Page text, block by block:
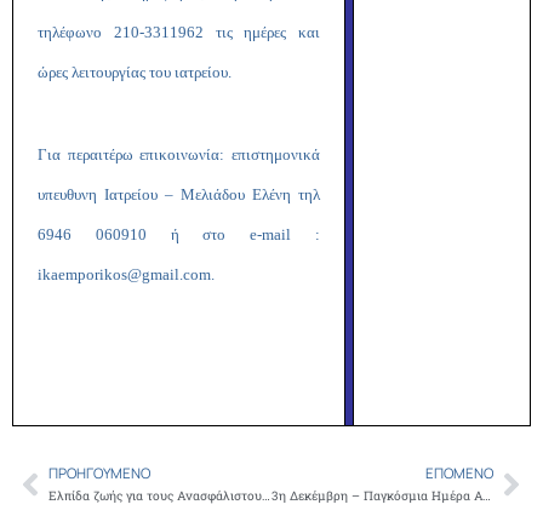
τηλέφωνο 210-3311962 τις ημέρες και
ώρες λειτουργίας του ιατρείου.
Για περαιτέρω επικοινωνία: επιστημονικά
υπευθυνη Ιατρείου – Μελιάδου Ελένη τηλ
6946 060910 ή στο e-mail :
ikaemporikos@gmail.com.
Prev
ΠΡΟΗΓΟΎΜΕΝΟ
Ελπίδα ζωής για τους Ανασφάλιστους Εμπόρους το Ιατρείο Κοινωνικής Αποστολής στον Εμπορικό Σύλλογο της Αθήνας
ΕΠΌΜΕΝΟ
3η Δεκέμβρη – Παγκόσμια Ημέρα Αναπηρίας: Ο ΙΣΑ στηρίζει την Κοινωνική Ένταξη και τη Δημιουργικότητα των Μαθητών με Αναπηρία